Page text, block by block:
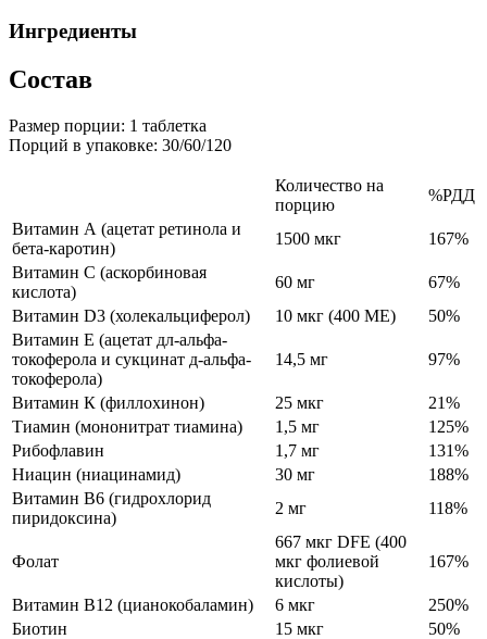
Ингредиенты
Состав
Размер порции: 1 таблетка
Порций в упаковке: 30/60/120
Количество на
порцию
%РДД
Витамин А (ацетат ретинола и
бета-каротин)
1500 мкг
167%
Витамин С (аскорбиновая
кислота)
60 мг
67%
Витамин D3 (холекальциферол)
10 мкг (400 МЕ)
50%
Витамин E (ацетат дл-альфа-
токоферола и сукцинат д-альфа-
токоферола)
14,5 мг 97%
Витамин К (филлохинон) 25 мкг
21%
Тиамин (мононитрат тиамина)
1,5 мг
125%
Рибофлавин
1,7 мг
131%
Ниацин (ниацинамид)
30 мг
188%
Витамин B6 (гидрохлорид
пиридоксина)
2 мг 118%
Фолат
667 мкг DFE (400
мкг фолиевой
кислоты)
167%
Витамин B12 (цианокобаламин) 6 мкг
250%
Биотин
15 мкг
50%